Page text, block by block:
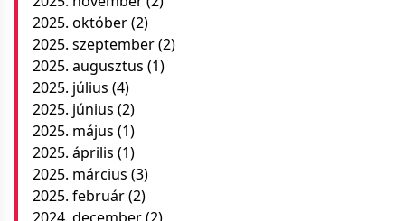
2025. október(2)
2025. szeptember(2)
2025. augusztus (1)
2025. július (4)
2025. június (2)
2025. május (1)
2025. április (1)
2025. március (3)
2025. február(2)